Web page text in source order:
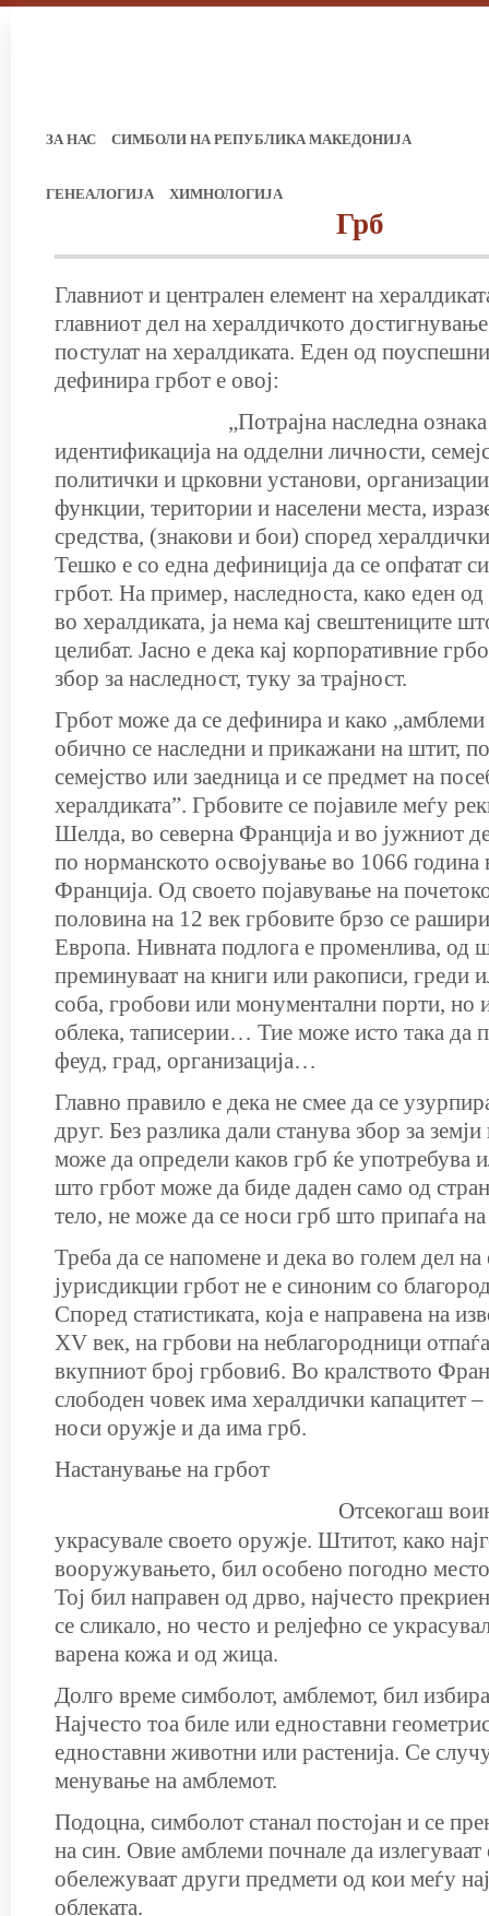
ЗА НАС СИМБОЛИ НА РЕПУБЛИКА МАКЕДОНИЈА
ГЕНЕАЛОГИЈА ХИМНОЛОГИЈА
Грб
Главниот и централен елемент на
главниот дел на хералдичкото
постулат на хералдиката. Еден од
дефинира грбот е овој:
„Потрајна наследна
идентификација на одделни личности,
политички и црковни установи,
функции, територии и населени места,
средства, (знакови и бои) според
Тешко е со една дефиниција да се опфатат
грбот. На пример, наследноста, како еден
во хералдиката, ја нема кај свештениците
целибат. Јасно е дека кај корпоративние
збор за наследност, туку за трајност.
Грбот може да се дефинира и како „амблеми
обично се наследни и прикажани на штит,
семејство или заедница и се предмет на
хералдиката”. Грбовите се појавиле меѓу
Шелда, во северна Франција и во јужниот
по норманското освојување во 1066 година
Франција. Од своето појавување на
половина на 12 век грбовите брзо се
Европа. Нивната подлога е променлива, од
преминуваат на книги или ракописи, греди
соба, гробови или монументални порти, но
облека, таписерии… Тие може исто така да
феуд, град, организација…
Главно правило е дека не смее да се
друг. Без разлика дали станува збор за
може да определи каков грб ќе употребува
што грбот може да биде даден само од
тело, не може да се носи грб што припаѓа на
Треба да се напомене и дека во голем дел на
јурисдикции грбот не е синоним со
Според статистиката, која е направена на
XV век, на грбови на неблагородници
вкупниот број грбови6. Во кралството
слободен човек има хералдички капа­ци­тет
носи оружје и да има грб.
Настанување на грбот
Отсекогаш
украсувале своето оружје. Штитот, како
вооружувањето, бил особено погодно
Тој бил направен од дрво, најчесто
се сликало, но често и релјефно се
варена кожа и од жица.
Долго време симболот, амблемот, бил
Најчесто тоа биле или едноставни
едноставни животни или растенија. Се
менување на амблемот.
Подоцна, симболот станал постојан и се
на син. Овие амблеми почнале да
обележуваат други предмети од кои меѓу
облеката.